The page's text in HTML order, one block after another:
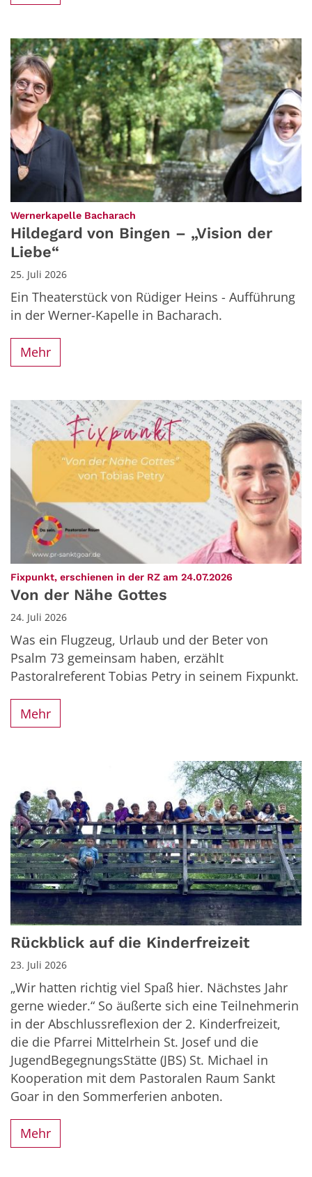
Wernerkapelle Bacharach
Hildegard von Bingen – „Vision der
Liebe“
25. Juli 2026
Ein Theaterstück von Rüdiger Heins - Aufführung
in der Werner-Kapelle in Bacharach.
Mehr
Fixpunkt, erschienen in der RZ am 24.07.2026
Von der Nähe Gottes
24. Juli 2026
Was ein Flugzeug, Urlaub und der Beter von
Psalm 73 gemeinsam haben, erzählt
Pastoralreferent Tobias Petry in seinem Fixpunkt.
Mehr
Rückblick auf die Kinderfreizeit
23. Juli 2026
„Wir hatten richtig viel Spaß hier. Nächstes Jahr
gerne wieder.“ So äußerte sich eine Teilnehmerin
in der Abschlussreflexion der 2. Kinderfreizeit,
die die Pfarrei Mittelrhein St. Josef und die
JugendBegegnungsStätte (JBS) St. Michael in
Kooperation mit dem Pastoralen Raum Sankt
Goar in den Sommerferien anboten.
Mehr